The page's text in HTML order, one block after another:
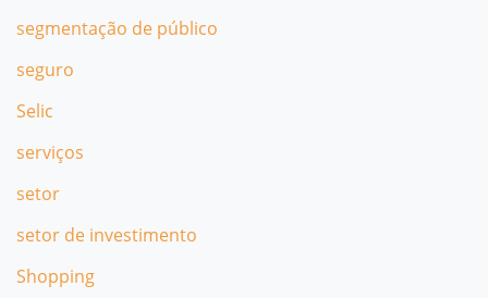
segmentação de público
seguro
Selic
serviços
setor
setor de investimento
Shopping